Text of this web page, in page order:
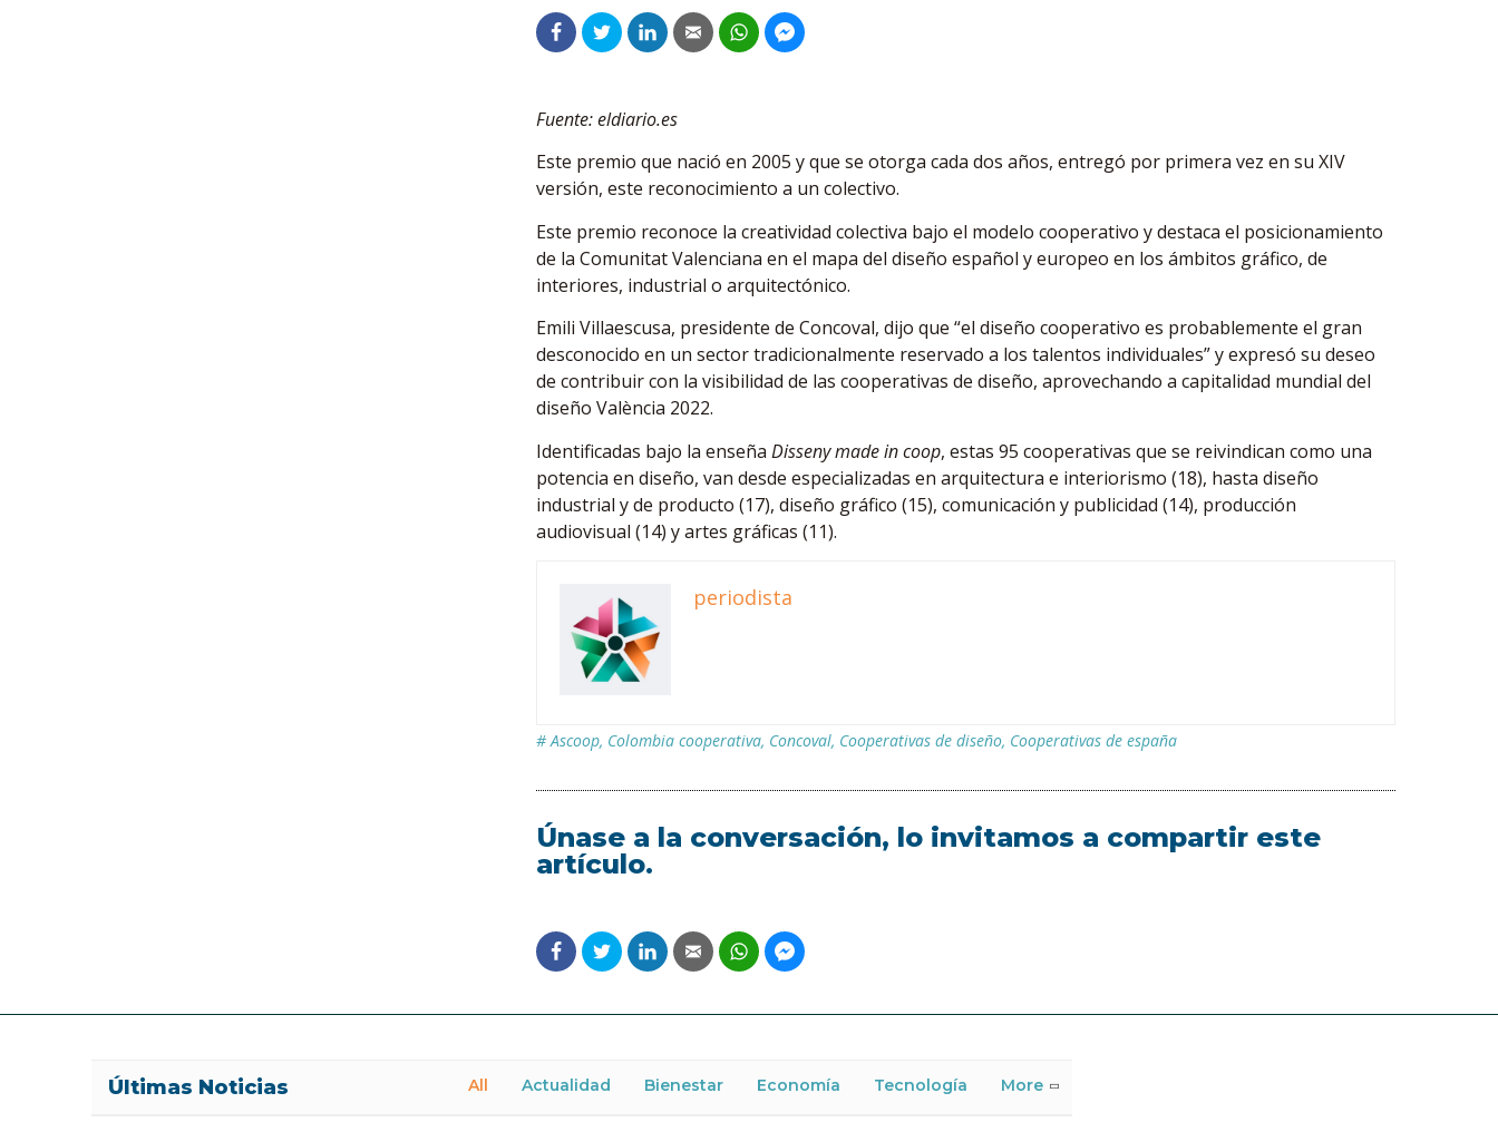
Fuente: eldiario.es
Este premio que nació en 2005 y que se otorga cada dos años, entregó por primera vez en su XIV
versión, este reconocimiento a un colectivo.
Este premio reconoce la creatividad colectiva bajo el modelo cooperativo y destaca el posicionamiento
de la Comunitat Valenciana en el mapa del diseño español y europeo en los ámbitos gráfico, de
interiores, industrial o arquitectónico.
Emili Villaescusa, presidente de Concoval, dijo que “el diseño cooperativo es probablemente el gran
desconocido en un sector tradicionalmente reservado a los talentos individuales” y expresó su deseo
de contribuir con la visibilidad de las cooperativas de diseño, aprovechando a capitalidad mundial del
diseño València 2022.
Identificadas bajo la enseñaDisseny made in coop, estas 95 cooperativas que se reivindican como una
potencia en diseño, van desde especializadas en arquitectura e interiorismo (18), hasta diseño
industrial y de producto (17), diseño gráfico (15), comunicación y publicidad (14), producción
audiovisual (14) y artes gráficas (11).
periodista
# Ascoop, Colombia cooperativa, Concoval, Cooperativas de diseño, Cooperativas de españa
Únase a la conversación, lo invitamos a compartir este
artículo.
Últimas Noticias All Actualidad Bienestar Economía Tecnología More